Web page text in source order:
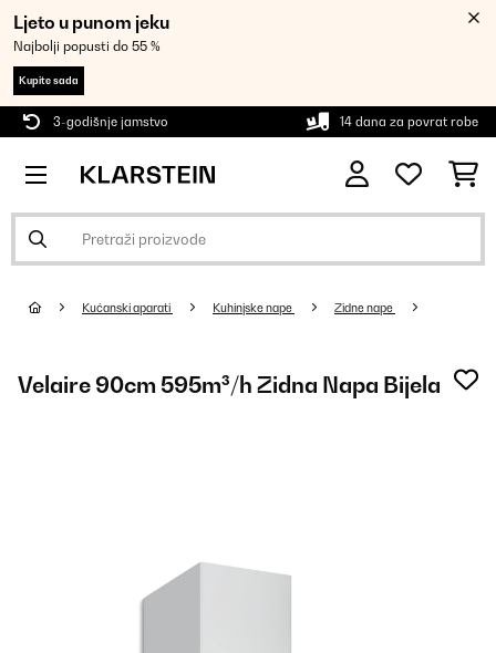
Ljeto u punom jeku
Najbolji popusti do 55 %
Kupite sada
3-godišnje jamstvo 14 dana za povrat robe
Kućanski aparati Kuhinjske nape Zidne nape
Velaire 90cm 595m³/h Zidna Napa Bijela